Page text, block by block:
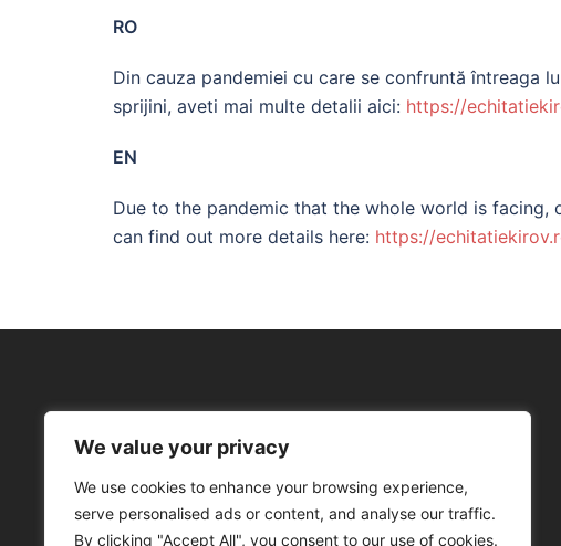
We value your privacy
We use cookies to enhance your browsing experience,
serve personalised ads or content, and analyse our traffic.
By clicking "Accept All", you consent to our use of cookies.
RO
Din cauza pandemiei cu care se confruntă întreaga
sprijini, aveti mai multe detalii aici: https://
EN
Due to the pandemic that the whole world is
can find out more details here: https://
Facebook